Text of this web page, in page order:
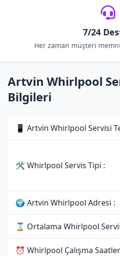
7/24
Her zaman müşteri
Artvin Whirlpool
Bilgileri
📱 Artvin Whirlpool Servisi
🛠 Whirlpool Servis Tipi :
🌍 Artvin Whirlpool Adresi :
⌛ Ortalama Whirlpool
⏰ Whirlpool Çalışma